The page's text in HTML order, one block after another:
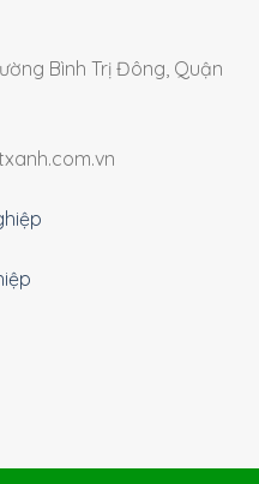
Bình Trị Đông, Quận